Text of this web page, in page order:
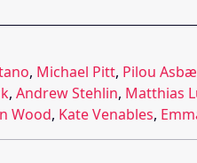
, Michael Pitt, Pilou
, Andrew Stehlin, Matthias
Wood, Kate Venables,